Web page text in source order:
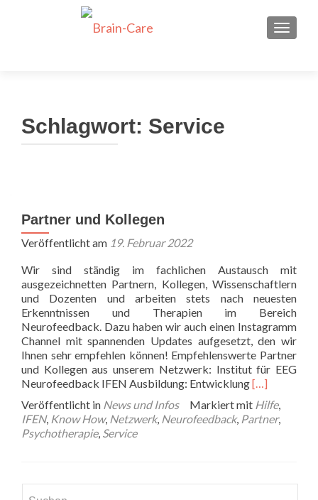
Schlagwort: Service
Partner und Kollegen
Veröffentlicht am 19. Februar 2022
Wir sind ständig im fachlichen Austausch mit
ausgezeichnetten Partnern, Kollegen, Wissenschaftlern
und Dozenten und arbeiten stets nach neuesten
Erkenntnissen und Therapien im Bereich
Neurofeedback. Dazu haben wir auch einen Instagramm
Channel mit spannenden Updates aufgesetzt, den wir
Ihnen sehr empfehlen können! Empfehlenswerte Partner
und Kollegen aus unserem Netzwerk: Institut für EEG
Neurofeedback IFEN Ausbildung: EntwicklungRead
about
Partner
[…]
Veröffentlicht in News und Infos Markiert mit Hilfe,
IFEN, Know How, Netzwerk, Neurofeedback, Partner,
Psychotherapie, Service
Dein neuer Job als
Neurofeedback
Bewirb Dich jetzt!